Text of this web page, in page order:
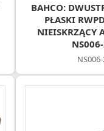
BAHCO:
PŁASKI
NIEISKRZĄCY